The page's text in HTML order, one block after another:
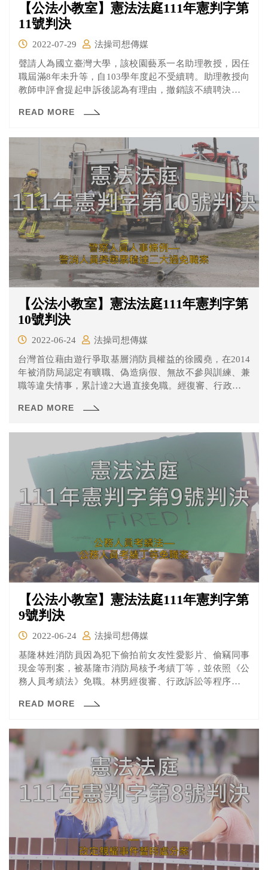
【公法小教室】憲法法庭111年憲判字第
11號判決
2022-07-29
法操司想傳媒
聲請人為國立臺灣大學，該校園藝系一名助理教授，因任
職屆滿8年未升等，自103學年度起不受續聘。助理教授向
教師申評會提起申訴後認為有理由，撤銷該不續聘決議。
理由而駁回，再經行政訴訟程序後，亦被臺北高等行政法
第2次庭長法官聯席會議決議」（下稱系爭決議），以抗告
無理由，予以駁回確定。
READ MORE
【公法小教室】憲法法庭111年憲判字第
10號判決
2022-06-24
法操司想傳媒
台灣首位藉由遊行爭取基層消防員權益的徐國堯，在2014
年被消防局認定有曠職、偽造病假、無故不參與訓練、兼
職等違失情事，累計達2大過直接免職。經復審、行政訴訟
READ MORE
【公法小教室】憲法法庭111年憲判字第
9號判決
2022-06-24
法操司想傳媒
基隆林姓消防員因為犯下偷拍前女友性愛影片、偷竊同事
現金等刑案，被基隆市消防局核予考績丁等，並依照《公
務人員考績法》免職。林男經復審、行政訴訟等程序皆敗
READ MORE